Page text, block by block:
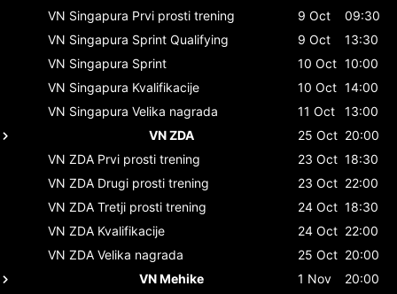
VN Singapura Prvi prosti trening 9 Oct
09:30
VN Singapura Sprint Qualifying 9 Oct
13:30
VN Singapura Sprint 10 Oct 10:00
VN Singapura Kvalifikacije 10 Oct 14:00
VN Singapura Velika nagrada 11 Oct
13:00
VN ZDA
25 Oct 20:00
VN ZDA Prvi prosti trening 23 Oct 18:30
VN ZDA Drugi prosti trening 23 Oct 22:00
VN ZDA Tretji prosti trening 24 Oct 18:30
VN ZDA Kvalifikacije 24 Oct 22:00
VN ZDA Velika nagrada 25 Oct 20:00
VN Mehike
1 Nov 20:00